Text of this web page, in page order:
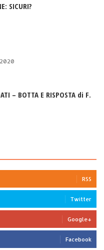
SICURI?
– BOTTA E RISPOSTA di F.
RSS
Twitter
Google+
Facebook